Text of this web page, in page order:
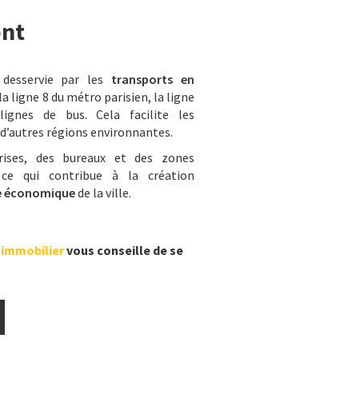
par les transports en
ligne 8 du métro parisien, la ligne
de bus. Cela facilite les
régions environnantes.
des bureaux et des zones
ce qui contribue à la création
économiquede la ville.
immobiliervous conseille de se